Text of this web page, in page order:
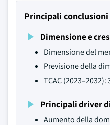
Principali
Dimensione e
Dimensione del
Previsione della
TCAC (2023–2032):
Principali driver
Aumento della